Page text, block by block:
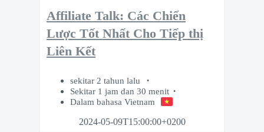
Affiliate Talk: Các Chiến
Lược Tốt Nhất Cho Tiếp thị
Liên Kết
sekitar 2 tahun lalu
Sekitar 1 jam dan 30 menit
Dalam bahasa Vietnam
2024-05-09T15:00:00+0200